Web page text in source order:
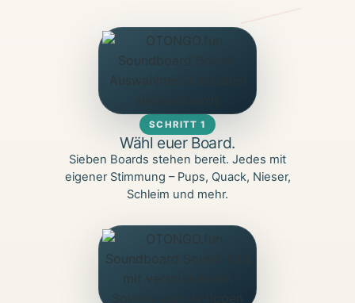
SCHRITT 1
Wähl euer Board.
Sieben Boards stehen bereit. Jedes mit
eigener Stimmung – Pups, Quack, Nieser,
Schleim und mehr.